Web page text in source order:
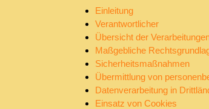
Einleitung
Verantwortlicher
Übersicht der
Maßgebliche
Sicherheitsmaßnahmen
Übermittlung von
Datenverarbeitung in
Einsatz von Cookies